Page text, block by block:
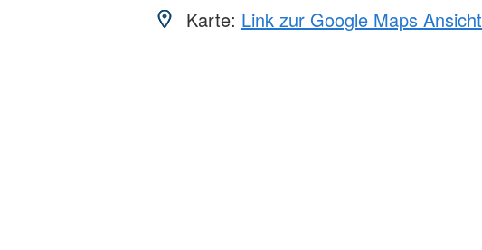
Karte: Link zur Google Maps Ansicht